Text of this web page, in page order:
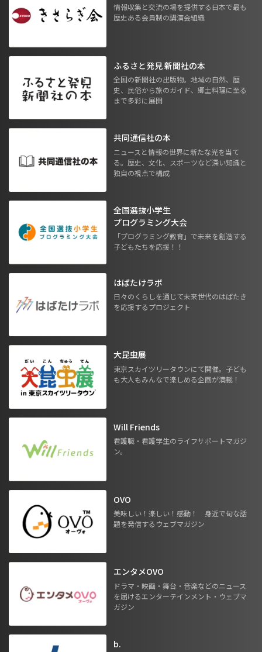
情報収集と交流の場を提供する日本で最も
歴史ある会員制の講演会組織
ふるさと発見 新聞社の本
全国の新聞社の出版物。地域の自然、歴
史、民俗から旅のガイド、郷土料理に至る
まで多彩に展開
共同通信社の本
ニュースと情報の世界に新たな光を当て
る。歴史、文化、スポーツなど深い知識と
独自の視点で構成
全国選抜小学生
プログラミング大会
「プログラミング教育」で未来を創造する
子どもたちを応援！！
はばたけラボ
日々のくらしを通じて未来世代のはばたき
を応援するプロジェクト
大昆虫展
東京スカイツリータウンにて開催。子ども
も大人もみんなで楽しめる企画が満載！
Will Friends
看護職・看護学生のライフサポートマガジ
ン。
OVO
美味しい！楽しい！感動！ 身近で旬な話
題を発信するウェブマガジン
エンタメOVO
ドラマ・映画・舞台・音楽などのニュース
を届けるエンターテインメント・ウェブマ
ガジン
b.